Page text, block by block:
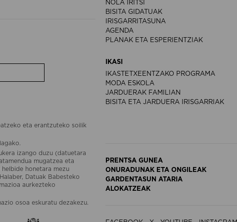
eta erantzuteko soilik
izango duzu (datuetara
mugatzea eta
honetara mezu
Datuak Babesteko
aurkezteko
osoa eskuratu dezakezu.
NOLA IRITSI
BISITA GIDATUAK
IRISGARRITASUNA
AGENDA
PLANAK ETA ESPERIENTZIAK
IKASI
IKASTETXEENTZAKO PROGRAMA
MODA ESKOLA
JARDUERAK FAMILIAN
BISITA ETA JARDUERA IRISGARRIAK
PRENTSA GUNEA
ONURADUNAK ETA ONGILEAK
GARDENTASUN ATARIA
ALOKATZEAK